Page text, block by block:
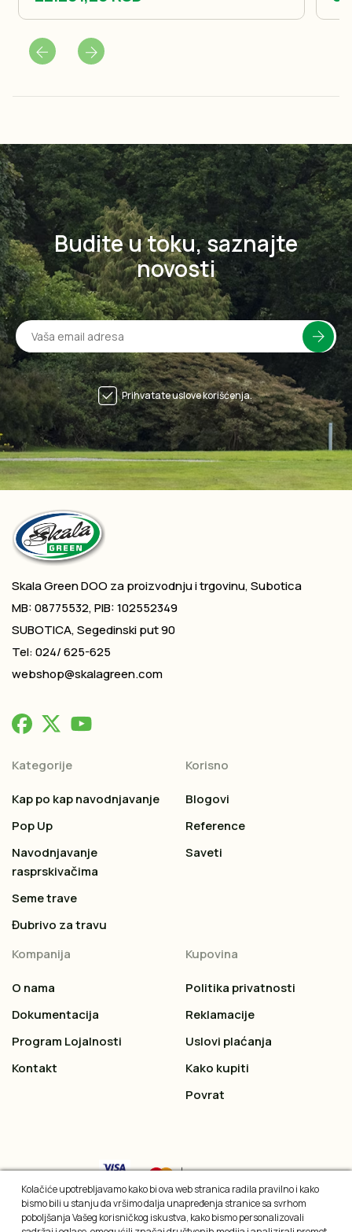
Budite u toku, saznajte
novosti
Prihvatate uslove korišćenja.
Skala Green DOO za proizvodnju i trgovinu, Subotica
MB: 08775532, PIB: 102552349
SUBOTICA, Segedinski put 90
Tel: 024/ 625-625
webshop@skalagreen.com
Kategorije
Kap po kap navodnjavanje
Pop Up
Navodnjavanje
rasprskivačima
Seme trave
Đubrivo za travu
Korisno
Blogovi
Reference
Saveti
Kompanija
O nama
Dokumentacija
Program Lojalnosti
Kontakt
Kupovina
Politika privatnosti
Reklamacije
Uslovi plaćanja
Kako kupiti
Povrat
Kolačiće upotrebljavamo kako bi ova web stranica radila pravilno i kako
bismo bili u stanju da vršimo dalja unapređenja stranice sa svrhom
poboljšanja Vašeg korisničkog iskustva, kako bismo personalizovali